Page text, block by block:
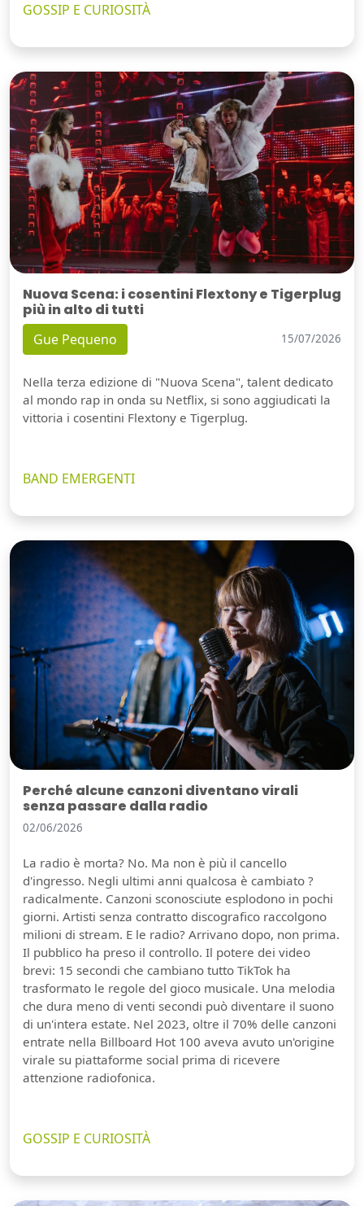
GOSSIP E CURIOSITÀ
Nuova Scena: i cosentini Flextony e Tigerplug
più in alto di tutti
Gue Pequeno 15/07/2026
Nella terza edizione di "Nuova Scena", talent dedicato
al mondo rap in onda su Netflix, si sono aggiudicati la
vittoria i cosentini Flextony e Tigerplug.
BAND EMERGENTI
Perché alcune canzoni diventano virali
senza passare dalla radio
02/06/2026
La radio è morta? No. Ma non è più il cancello
d'ingresso. Negli ultimi anni qualcosa è cambiato ?
radicalmente. Canzoni sconosciute esplodono in pochi
giorni. Artisti senza contratto discografico raccolgono
milioni di stream. E le radio? Arrivano dopo, non prima.
Il pubblico ha preso il controllo. Il potere dei video
brevi: 15 secondi che cambiano tutto TikTok ha
trasformato le regole del gioco musicale. Una melodia
che dura meno di venti secondi può diventare il suono
di un'intera estate. Nel 2023, oltre il 70% delle canzoni
entrate nella Billboard Hot 100 aveva avuto un'origine
virale su piattaforme social prima di ricevere
attenzione radiofonica.
GOSSIP E CURIOSITÀ